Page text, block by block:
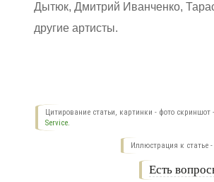
Дытюк, Дмитрий Иванченко,
другие артисты.
Цитирование статьи, картинки - фото скриншот -
Service.
Иллюстрация к статье -
Есть